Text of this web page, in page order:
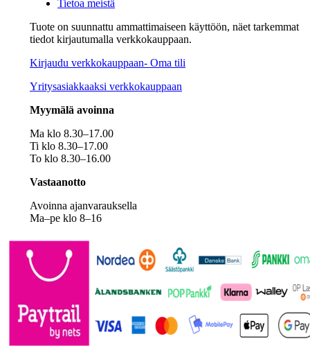
Tietoa meistä
Tuote on suunnattu ammattimaiseen käyttöön, näet tarkemmat
tiedot kirjautumalla verkkokauppaan.
Kirjaudu verkkokauppaan- Oma tili
Yritysasiakkaaksi verkkokauppaan
Myymälä avoinna
Ma klo 8.30–17.00
Ti klo 8.30–17.00
To klo 8.30–16.00
Vastaanotto
Avoinna ajanvarauksella
Ma–pe klo 8–16